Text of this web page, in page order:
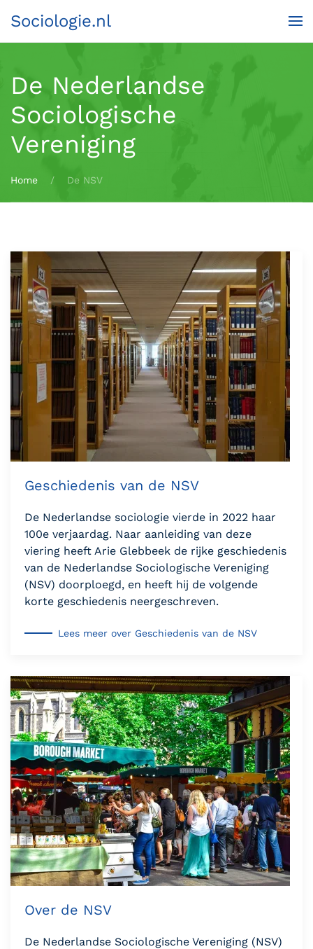
Terug naar hoofdinhoud
Sociologie.nl
De Nederlandse
Sociologische
Vereniging
Home De NSV
Geschiedenis van de NSV
De Nederlandse sociologie vierde in 2022 haar
100e verjaardag. Naar aanleiding van deze
viering heeft Arie Glebbeek de rijke geschiedenis
van de Nederlandse Sociologische Vereniging
(NSV) doorploegd, en heeft hij de volgende
korte geschiedenis neergeschreven.
Lees meer over Geschiedenis van de NSV
Over de NSV
De Nederlandse Sociologische Vereniging (NSV)